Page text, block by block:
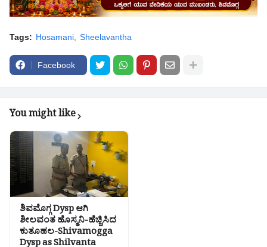
Tags: Hosamani Sheelavantha
Facebook
You might like
ಶಿವಮೊಗ್ಗ Dysp ಆಗಿ
ಶೀಲವಂತ ಹೊಸ್ಮನಿ-ಹೆಚ್ಚಿಸಿದ
ಕುತೂಹಲ-Shivamogga